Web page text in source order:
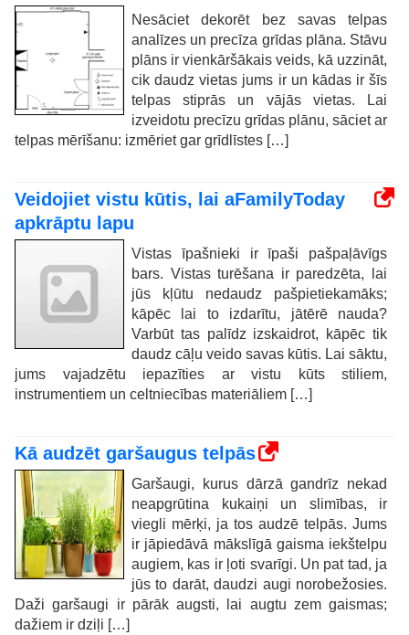
Nesāciet dekorēt bez savas telpas
analīzes un precīza grīdas plāna. Stāvu
plāns ir vienkāršākais veids, kā uzzināt,
cik daudz vietas jums ir un kādas ir šīs
telpas stiprās un vājās vietas. Lai
izveidotu precīzu grīdas plānu, sāciet ar
telpas mērīšanu: izmēriet gar grīdlīstes […]
Veidojiet vistu kūtis, lai aFamilyToday
apkrāptu lapu
Vistas īpašnieki ir īpaši pašpaļāvīgs
bars. Vistas turēšana ir paredzēta, lai
jūs kļūtu nedaudz pašpietiekamāks;
kāpēc lai to izdarītu, jātērē nauda?
Varbūt tas palīdz izskaidrot, kāpēc tik
daudz cāļu veido savas kūtis. Lai sāktu,
jums vajadzētu iepazīties ar vistu kūts stiliem,
instrumentiem un celtniecības materiāliem […]
Kā audzēt garšaugus telpās
Garšaugi, kurus dārzā gandrīz nekad
neapgrūtina kukaiņi un slimības, ir
viegli mērķi, ja tos audzē telpās. Jums
ir jāpiedāvā mākslīgā gaisma iekštelpu
augiem, kas ir ļoti svarīgi. Un pat tad, ja
jūs to darāt, daudzi augi norobežosies.
Daži garšaugi ir pārāk augsti, lai augtu zem gaismas;
dažiem ir dziļi […]